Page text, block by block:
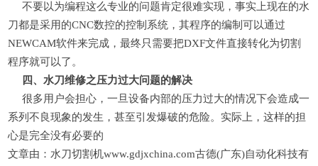
不要以为编程这么专业的问题肯定很难实现，事实上现在的水
刀都是采用的CNC数控的控制系统，其程序的编制可以通过
NEWCAM软件来完成，最终只需要把DXF文件直接转化为切割
程序就可以了。
四、水刀维修之压力过大问题的解决
很多用户会担心，一旦设备内部的压力过大的情况下会造成一
系列不良现象的发生，甚至引发爆破的危险。实际上，这样的担
心是完全没有必要的
文章由：水刀切割机www.gdjxchina.com古德(广东)自动化科技有